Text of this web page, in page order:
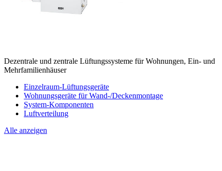
Dezentrale und zentrale Lüftungssysteme für Wohnungen, Ein- und
Mehrfamilienhäuser
Einzelraum-Lüftungsgeräte
Wohnungsgeräte für Wand-/Deckenmontage
System-Komponenten
Luftverteilung
Alle anzeigen